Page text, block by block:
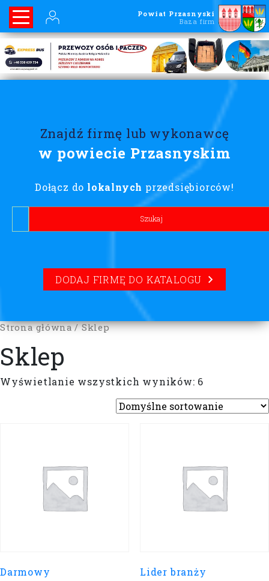
Powiat Przasnyski
Baza firm
Znajdź firmę lub wykonawcę
w powiecie Przasnyskim
Dołącz do lokalnych przedsiębiorców!
DODAJ FIRMĘ DO KATALOGU
Strona główna/ Sklep
Sklep
Wyświetlanie wszystkich wyników: 6
Darmowy Lider branży